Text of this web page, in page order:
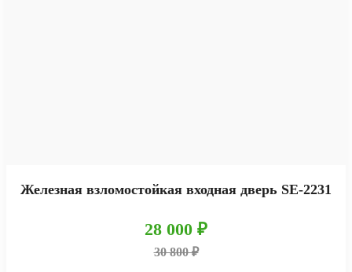
Железная взломостойкая входная дверь SE-2231
28 000 ₽
30 800 ₽